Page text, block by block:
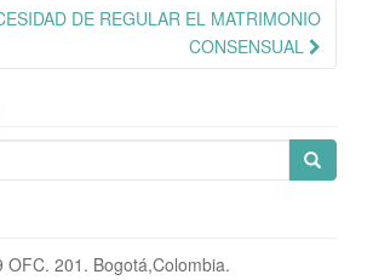
DE REGULAR EL MATRIMONIO
CONSENSUAL
OFC. 201. Bogotá,Colombia.